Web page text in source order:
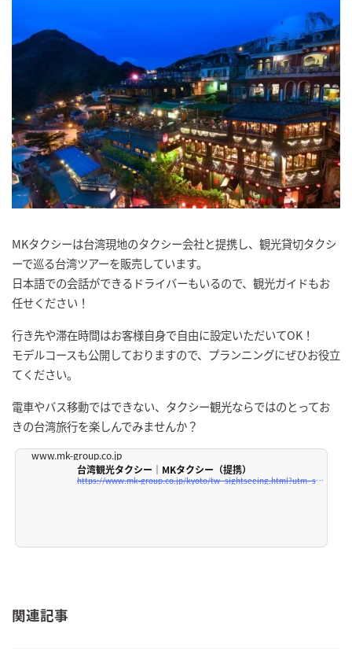
MKタクシーは台湾現地のタクシー会社と提携し、観光貸切タクシ
ーで巡る台湾ツアーを販売しています。
日本語での会話ができるドライバーもいるので、観光ガイドもお
任せください！
行き先や滞在時間はお客様自身で自由に設定いただいてOK！
モデルコースも公開しておりますので、プランニングにぜひお役立
てください。
電車やバス移動ではできない、タクシー観光ならではのとってお
きの台湾旅行を楽しんでみませんか？
www.mk-group.co.jp
台湾観光タクシー｜MKタクシー（提携）
https://www.mk-group.co.jp/kyoto/tw_sightseeing.html?utm_source=media-gourmet-taiwan
関連記事